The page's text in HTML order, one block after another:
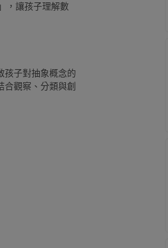
，讓孩子理解數
孩子對抽象概念的
觀察、分類與創